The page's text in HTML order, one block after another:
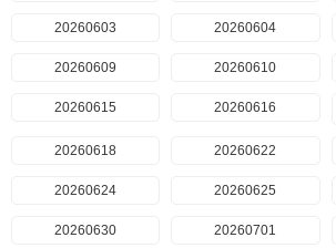
20260603 20260604
20260609 20260610
20260615 20260616
20260618 20260622
20260624 20260625
20260630 20260701